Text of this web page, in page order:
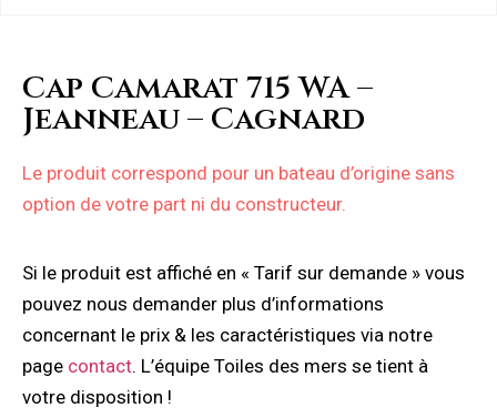
Cap Camarat 715 WA –
Jeanneau – Cagnard
Le produit correspond pour un bateau d’origine sans
option de votre part ni du constructeur.
Si le produit est affiché en « Tarif sur demande » vous
pouvez nous demander plus d’informations
concernant le prix & les caractéristiques via notre
page contact. L’équipe Toiles des mers se tient à
votre disposition !